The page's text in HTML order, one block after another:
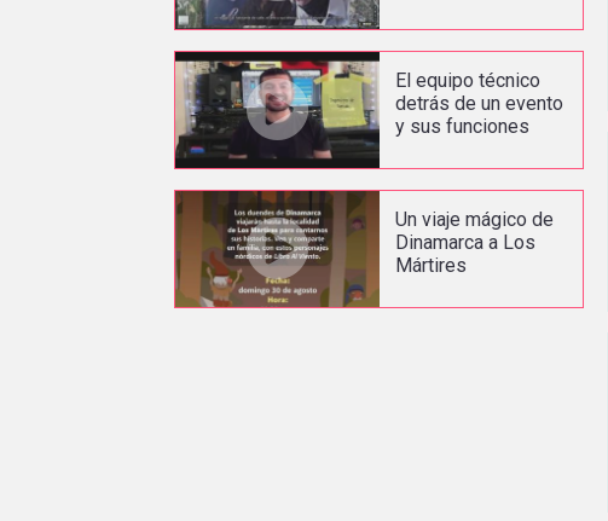
El equipo técnico
detrás de un evento
y sus funciones
Un viaje mágico de
Dinamarca a Los
Mártires